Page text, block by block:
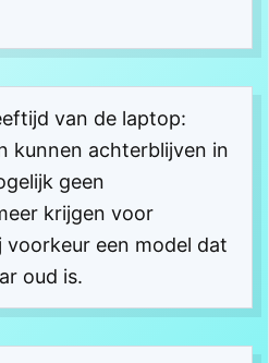
van de laptop:
kunnen achterblijven in
geen
krijgen voor
voorkeur een model dat
oud is.